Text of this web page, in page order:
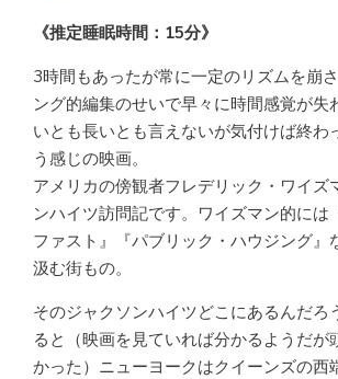
《推定睡眠時間：15分》
3時間もあったが常に一定のリズムを崩
ング的編集のせいで早々に時間感覚が失
いとも長いとも言えないが気付けば終わ
う感じの映画。
アメリカの傍観者フレデリック・ワイズ
ンハイツ訪問記です。ワイズマン的には
ファスト』『パブリック・ハウジング』
汲む街もの。
そのジャクソンハイツどこにあるんだろ
ると（映画を見ていれば分かるようだが
かった）ニューヨークはクイーンズの西